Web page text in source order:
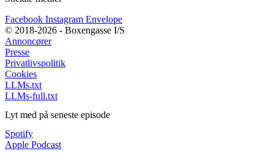
Facebook Instagram Envelope
© 2018-2026 - Boxengasse I/S
Annoncører
Presse
Privatlivspolitik
Cookies
LLMs.txt
LLMs-full.txt
Lyt med på seneste episode
Spotify
Apple Podcast